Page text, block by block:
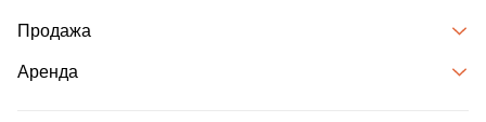
Продажа
Аренда